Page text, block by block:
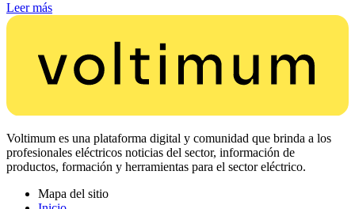
Leer más
Voltimum es una plataforma digital y comunidad que brinda a los
profesionales eléctricos noticias del sector, información de
productos, formación y herramientas para el sector eléctrico.
Mapa del sitio